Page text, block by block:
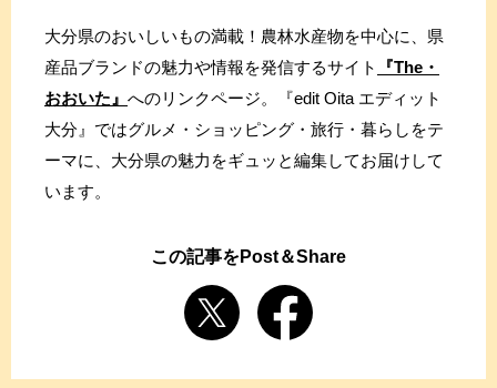
大分県のおいしいもの満載！農林水産物を中心に、県
産品ブランドの魅力や情報を発信するサイト
『The・
おおいた』 へのリンクページ。『edit Oita エディット
大分』ではグルメ・ショッピング・旅行・暮らしをテ
ーマに、大分県の魅力をギュッと編集してお届けして
います。
この記事をPost＆Share